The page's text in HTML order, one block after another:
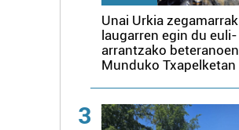
Unai Urkia zegamarrak
laugarren egin du euli-
arrantzako beteranoen
Munduko Txapelketan
3